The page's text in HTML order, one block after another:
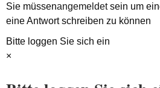
Sie müssenangemeldetsein um
eine Antwort schreiben zu können
Bitte loggen Sie sich ein
×